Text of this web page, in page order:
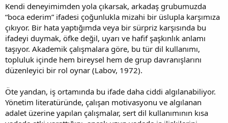
Kendi deneyimimden yola çıkarsak, arkadaş grubumuzda
“boca ederim” ifadesi çoğunlukla mizahi bir üslupla karşımıza
çıkıyor. Bir hata yaptığımda veya bir sürpriz karşısında bu
ifadeyi duymak, öfke değil, uyarı ve hafif şaşkınlık anlamı
taşıyor. Akademik çalışmalara göre, bu tür dil kullanımı,
topluluk içinde hem bireysel hem de grup davranışlarını
düzenleyici bir rol oynar (Labov, 1972).
Öte yandan, iş ortamında bu ifade daha ciddi algılanabiliyor.
Yönetim literatüründe, çalışan motivasyonu ve algılanan
adalet üzerine yapılan çalışmalar, sert dil kullanımının kısa